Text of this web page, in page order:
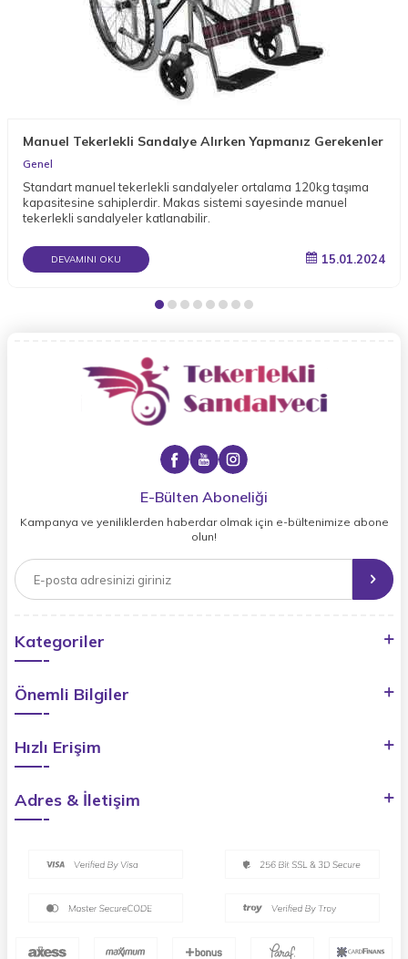
Manuel Tekerlekli Sandalye Alırken Yapmanız Gerekenler
Genel
Standart manuel tekerlekli sandalyeler ortalama 120kg taşıma
kapasitesine sahiplerdir. Makas sistemi sayesinde manuel
tekerlekli sandalyeler katlanabilir.
DEVAMINI OKU 15.01.2024
E-Bülten Aboneliği
Kampanya ve yeniliklerden haberdar olmak için e-bültenimize abone
olun!
Kategoriler
Önemli Bilgiler
Hızlı Erişim
Adres & İletişim